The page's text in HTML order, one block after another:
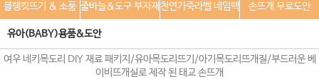
블랭킷뜨기 & 소품 줄바늘&도구 부자재 천연가죽라벨 네임텍 손뜨개 무료도안
유아(BABY)용품&도안
여우 네키목도리 DIY 재료 패키지/유아목도리뜨기/아기목도리뜨개질/부드러운 베
이비뜨개실로 제작 된 태교 손뜨개